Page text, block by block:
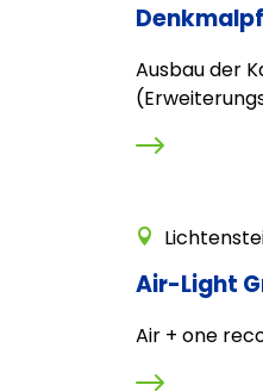
Ausbau der
Air-Light
Air + one